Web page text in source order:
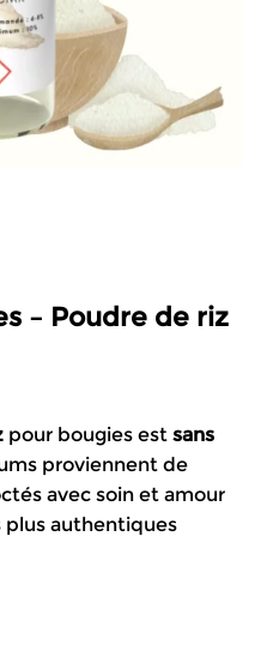
– Poudre de riz
:
pour bougies est sans
proviennent de
avec soin et amour
plus authentiques